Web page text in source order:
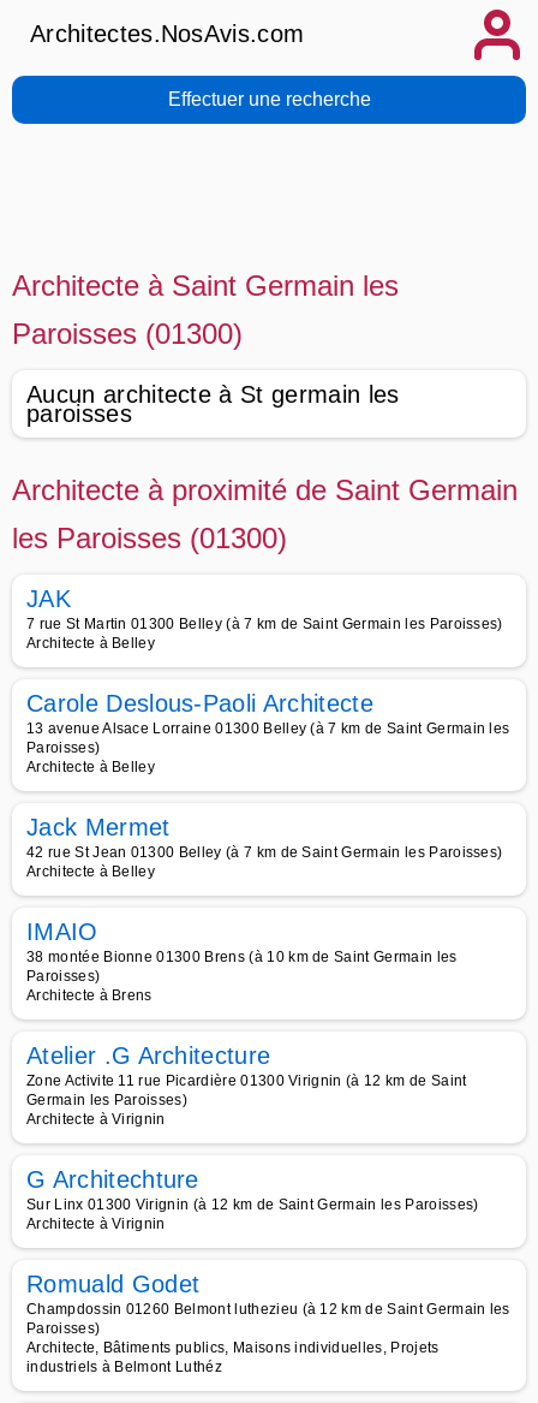
Architectes.NosAvis.com
Effectuer une recherche
Architecte à Saint Germain les
Paroisses (01300)
Aucun architecte à St germain les
paroisses
Architecte à proximité de Saint Germain
les Paroisses (01300)
JAK
7 rue St Martin 01300 Belley (à 7 km de Saint Germain les Paroisses)
Architecte à Belley
Carole Deslous-Paoli Architecte
13 avenue Alsace Lorraine 01300 Belley (à 7 km de Saint Germain les
Paroisses)
Architecte à Belley
Jack Mermet
42 rue St Jean 01300 Belley (à 7 km de Saint Germain les Paroisses)
Architecte à Belley
IMAIO
38 montée Bionne 01300 Brens (à 10 km de Saint Germain les
Paroisses)
Architecte à Brens
Atelier .G Architecture
Zone Activite 11 rue Picardière 01300 Virignin (à 12 km de Saint
Germain les Paroisses)
Architecte à Virignin
G Architechture
Sur Linx 01300 Virignin (à 12 km de Saint Germain les Paroisses)
Architecte à Virignin
Romuald Godet
Champdossin 01260 Belmont luthezieu (à 12 km de Saint Germain les
Paroisses)
Architecte, Bâtiments publics, Maisons individuelles, Projets
industriels à Belmont Luthéz